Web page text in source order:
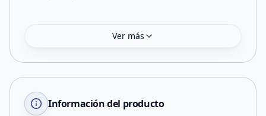
Ver más
Información del producto